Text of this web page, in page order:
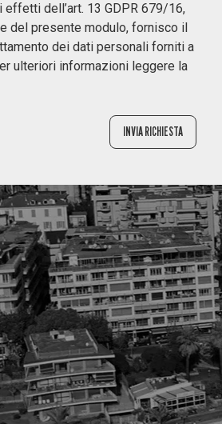
dell’art. 13 GDPR 679/16,
del presente modulo, fornisco il
dei dati personali forniti a
ulteriori informazioni leggere la